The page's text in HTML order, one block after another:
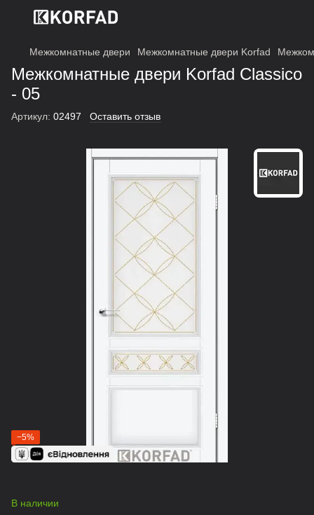
Межкомнатные двери Межкомнатные двери Korfad
Межкомнатные двери Korfad Classico
- 05
Артикул: 02497 Оставить отзыв
−5%
В наличии